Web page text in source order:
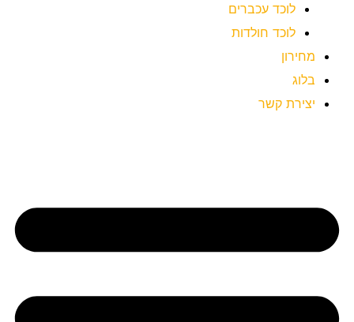
לוכד עכברים
לוכד חולדות
מחירון
בלוג
יצירת קשר